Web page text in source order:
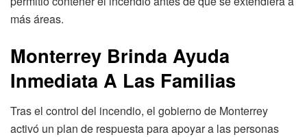
más áreas.
Monterrey Brinda Ayuda
Inmediata A Las Familias
Tras el control del incendio, el gobierno de Monterrey
activó un plan de respuesta para apoyar a las personas